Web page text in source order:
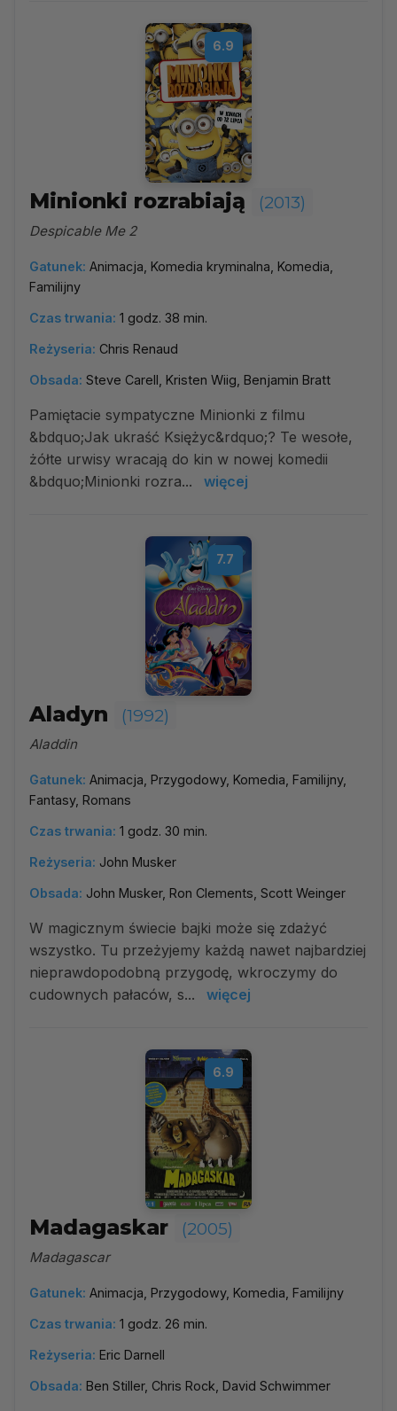
6.9
Minionki rozrabiają (2013)
Despicable Me 2
Gatunek: Animacja, Komedia kryminalna, Komedia,
Familijny
Czas trwania: 1 godz. 38 min.
Reżyseria: Chris Renaud
Obsada: Steve Carell, Kristen Wiig, Benjamin Bratt
Pamiętacie sympatyczne Minionki z filmu
&bdquo;Jak ukraść Księżyc&rdquo;? Te wesołe,
żółte urwisy wracają do kin w nowej komedii
&bdquo;Minionki rozra...
więcej
7.7
Aladyn (1992)
Aladdin
Gatunek: Animacja, Przygodowy, Komedia, Familijny,
Fantasy, Romans
Czas trwania: 1 godz. 30 min.
Reżyseria: John Musker
Obsada: John Musker, Ron Clements, Scott Weinger
W magicznym świecie bajki może się zdażyć
wszystko. Tu przeżyjemy każdą nawet najbardziej
nieprawdopodobną przygodę, wkroczymy do
cudownych pałaców, s...
więcej
6.9
Madagaskar (2005)
Madagascar
Gatunek: Animacja, Przygodowy, Komedia, Familijny
Czas trwania: 1 godz. 26 min.
Reżyseria: Eric Darnell
Obsada: Ben Stiller, Chris Rock, David Schwimmer